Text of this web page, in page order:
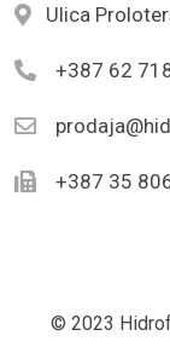
Ulica
+387 62
+387 35
© 2023